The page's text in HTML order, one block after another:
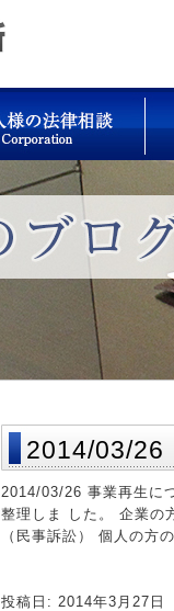
2014/03/26
2014/03/26 事業再生に
整理しま した。 企業の
（民事訴訟） 個人の方
投稿日: 2014年3月27日